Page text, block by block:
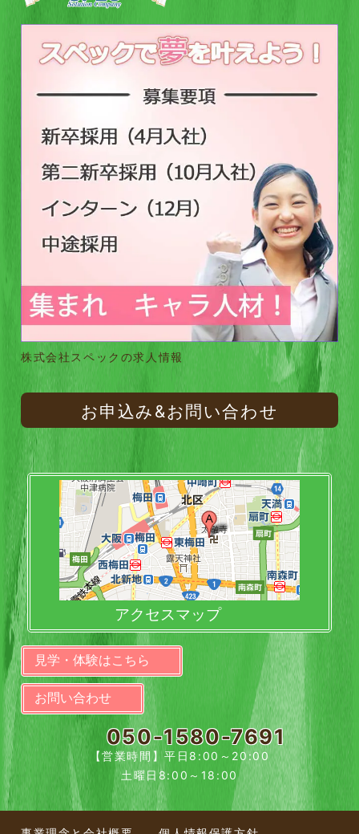
株式会社スペックの求人情報
お申込み&お問い合わせ
アクセスマップ
見学・体験はこちら
お問い合わせ
050-1580-7691
【営業時間】平日8:00～20:00
土曜日8:00～18:00